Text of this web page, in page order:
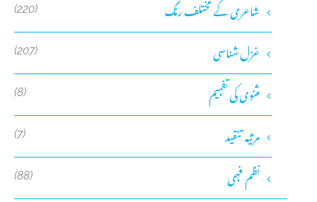
شاعری کے مختلف رنگ (220)
غزل شناسی (207)
مثنوی کی تفہیم (8)
مرثیہ تنقید (7)
نظم فہمی (88)